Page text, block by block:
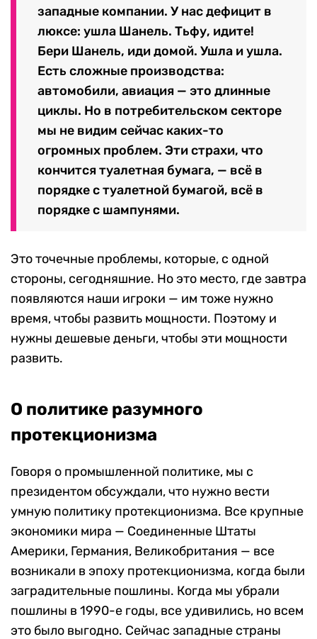
западные компании. У нас дефицит в
люксе: ушла Шанель. Тьфу, идите!
Бери Шанель, иди домой. Ушла и ушла.
Есть сложные производства:
автомобили, авиация — это длинные
циклы. Но в потребительском секторе
мы не видим сейчас каких-то
огромных проблем. Эти страхи, что
кончится туалетная бумага, — всё в
порядке с туалетной бумагой, всё в
порядке с шампунями.
Это точечные проблемы, которые, с одной
стороны, сегодняшние. Но это место, где завтра
появляются наши игроки — им тоже нужно
время, чтобы развить мощности. Поэтому и
нужны дешевые деньги, чтобы эти мощности
развить.
О политике разумного
протекционизма
Говоря о промышленной политике, мы с
президентом обсуждали, что нужно вести
умную политику протекционизма. Все крупные
экономики мира — Соединенные Штаты
Америки, Германия, Великобритания — все
возникали в эпоху протекционизма, когда были
заградительные пошлины. Когда мы убрали
пошлины в 1990-е годы, все удивились, но всем
это было выгодно. Сейчас западные страны